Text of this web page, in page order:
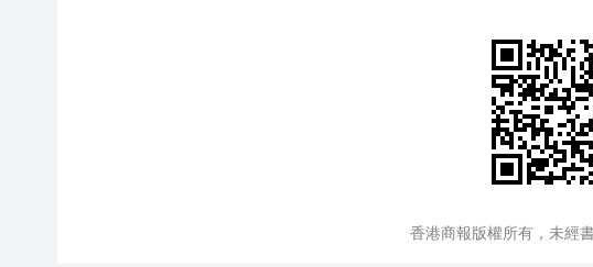
香港商報版權所有，未經